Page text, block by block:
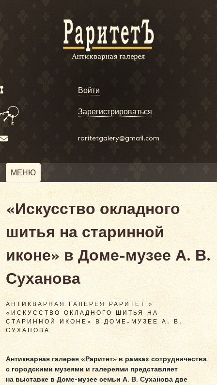
Войти
Зарегистрироваться
raritetgalery@gmail.com
МЕНЮ
«Искусство окладного
шитья на старинной
иконе» в Доме-музее А. В.
Суханова
АНТИКВАРНАЯ ГАЛЕРЕЯ РАРИТЕТ >
«ИСКУССТВО ОКЛАДНОГО ШИТЬЯ НА
СТАРИННОЙ ИКОНЕ» В ДОМЕ-МУЗЕЕ А. В.
СУХАНОВА
Антикварная галерея «Раритет» в рамках сотрудничества
с городскими музеями и галереями представляет
на выставке в Доме-музее семьи А. В. Суханова две